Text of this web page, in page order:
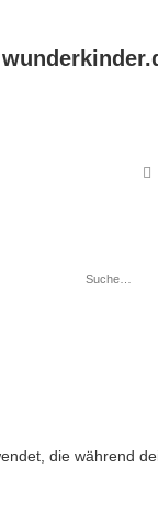
die während